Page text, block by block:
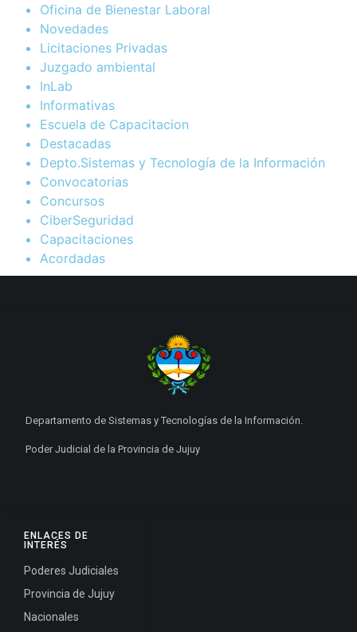
Oficina de Bienestar Laboral
Novedades
Licitaciones Privadas
Juzgado ambiental
InLab
Informativas
Escuela de Capacitacion
Destacadas
Depto.Sistemas y Tecnología de la Información
Convocatorias
Concursos
CiberSeguridad
Capacitaciones
Acordadas
ENLACES DE
INTERÉS
Poderes Judiciales
Provincia de Jujuy
Nacionales
Departamento de Sistemas y Tecnologías de la Información.
Poder Judicial de la Provincia de Jujuy